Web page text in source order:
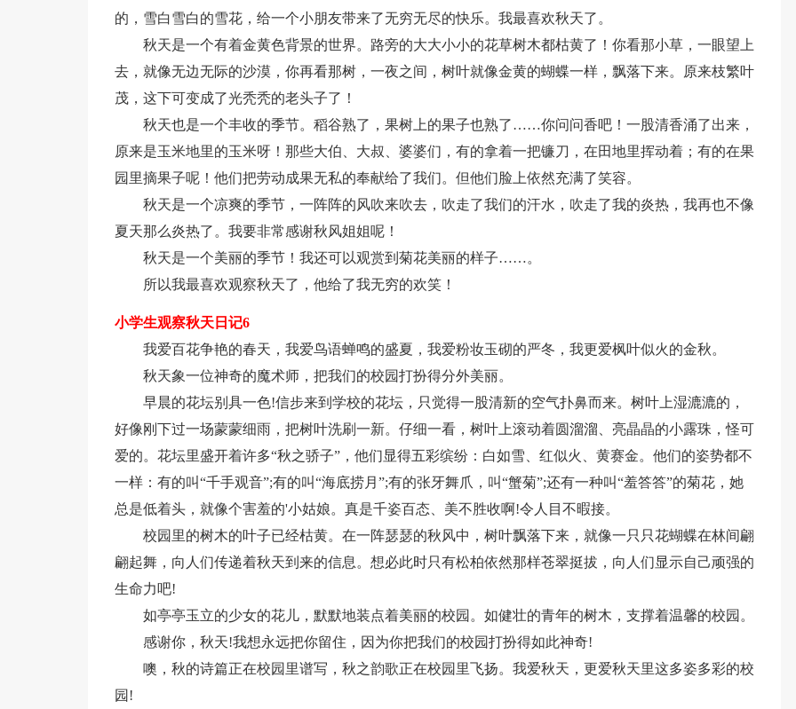
的，雪白雪白的雪花，给一个小朋友带来了无穷无尽的快乐。我最喜欢秋天了。
秋天是一个有着金黄色背景的世界。路旁的大大小小的花草树木都枯黄了！你看那小草，一眼望上
去，就像无边无际的沙漠，你再看那树，一夜之间，树叶就像金黄的蝴蝶一样，飘落下来。原来枝繁叶
茂，这下可变成了光秃秃的老头子了！
秋天也是一个丰收的季节。稻谷熟了，果树上的果子也熟了……你问问香吧！一股清香涌了出来，
原来是玉米地里的玉米呀！那些大伯、大叔、婆婆们，有的拿着一把镰刀，在田地里挥动着；有的在果
园里摘果子呢！他们把劳动成果无私的奉献给了我们。但他们脸上依然充满了笑容。
秋天是一个凉爽的季节，一阵阵的风吹来吹去，吹走了我们的汗水，吹走了我的炎热，我再也不像
夏天那么炎热了。我要非常感谢秋风姐姐呢！
秋天是一个美丽的季节！我还可以观赏到菊花美丽的样子……。
所以我最喜欢观察秋天了，他给了我无穷的欢笑！
小学生观察秋天日记6
我爱百花争艳的春天，我爱鸟语蝉鸣的盛夏，我爱粉妆玉砌的严冬，我更爱枫叶似火的金秋。
秋天象一位神奇的魔术师，把我们的校园打扮得分外美丽。
早晨的花坛别具一色!信步来到学校的花坛，只觉得一股清新的空气扑鼻而来。树叶上湿漉漉的，
好像刚下过一场蒙蒙细雨，把树叶洗刷一新。仔细一看，树叶上滚动着圆溜溜、亮晶晶的小露珠，怪可
爱的。花坛里盛开着许多“秋之骄子”，他们显得五彩缤纷：白如雪、红似火、黄赛金。他们的姿势都不
一样：有的叫“千手观音”;有的叫“海底捞月”;有的张牙舞爪，叫“蟹菊”;还有一种叫“羞答答”的菊花，她
总是低着头，就像个害羞的'小姑娘。真是千姿百态、美不胜收啊!令人目不暇接。
校园里的树木的叶子已经枯黄。在一阵瑟瑟的秋风中，树叶飘落下来，就像一只只花蝴蝶在林间翩
翩起舞，向人们传递着秋天到来的信息。想必此时只有松柏依然那样苍翠挺拔，向人们显示自己顽强的
生命力吧!
如亭亭玉立的少女的花儿，默默地装点着美丽的校园。如健壮的青年的树木，支撑着温馨的校园。
感谢你，秋天!我想永远把你留住，因为你把我们的校园打扮得如此神奇!
噢，秋的诗篇正在校园里谱写，秋之韵歌正在校园里飞扬。我爱秋天，更爱秋天里这多姿多彩的校
园!